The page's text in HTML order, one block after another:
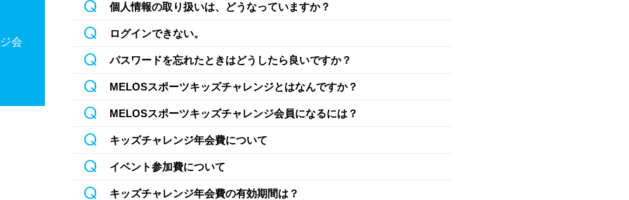
会
個人情報の取り扱いは、どうなっていますか？
ログインできない。
パスワードを忘れたときはどうしたら良いですか？
MELOSスポーツキッズチャレンジとはなんですか？
MELOSスポーツキッズチャレンジ会員になるには？
キッズチャレンジ年会費について
イベント参加費について
キッズチャレンジ年会費の有効期間は？